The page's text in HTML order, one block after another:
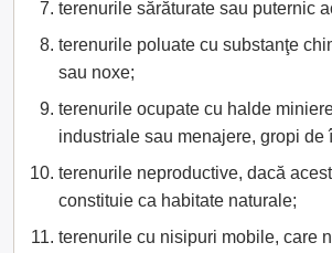
terenurile sărăturate sau puternic
terenurile poluate cu substanţe
sau noxe;
terenurile ocupate cu halde
industriale sau menajere, gropi de
terenurile neproductive, dacă
constituie ca habitate naturale;
terenurile cu nisipuri mobile, care